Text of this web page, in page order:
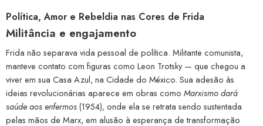
Política, Amor e Rebeldia nas Cores de Frida
Militância e engajamento
Frida não separava vida pessoal de política. Militante comunista,
manteve contato com figuras como Leon Trotsky — que chegou a
viver em sua Casa Azul, na Cidade do México. Sua adesão às
ideias revolucionárias aparece em obras como Marxismo dará
saúde aos enfermos(1954), onde ela se retrata sendo sustentada
pelas mãos de Marx, em alusão à esperança de transformação